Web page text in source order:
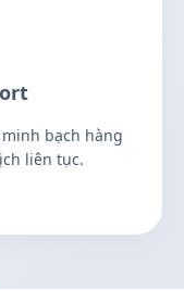
bạch hàng
liên tục.